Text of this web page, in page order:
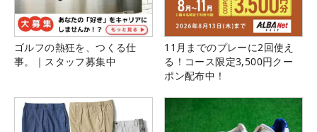
ゴルフの熱狂を、つくる仕
事。｜スタッフ募集中
11月までのプレーに2回使え
る！コース限定3,500円クー
ポン配布中！